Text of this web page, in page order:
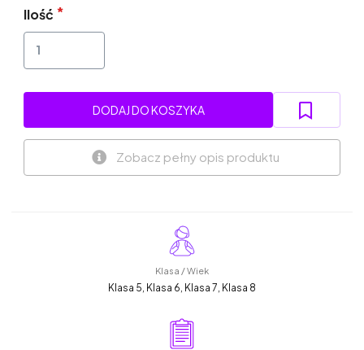
Ilość
DODAJ DO KOSZYKA
Zobacz pełny opis produktu
Klasa / Wiek
Klasa 5, Klasa 6, Klasa 7, Klasa 8